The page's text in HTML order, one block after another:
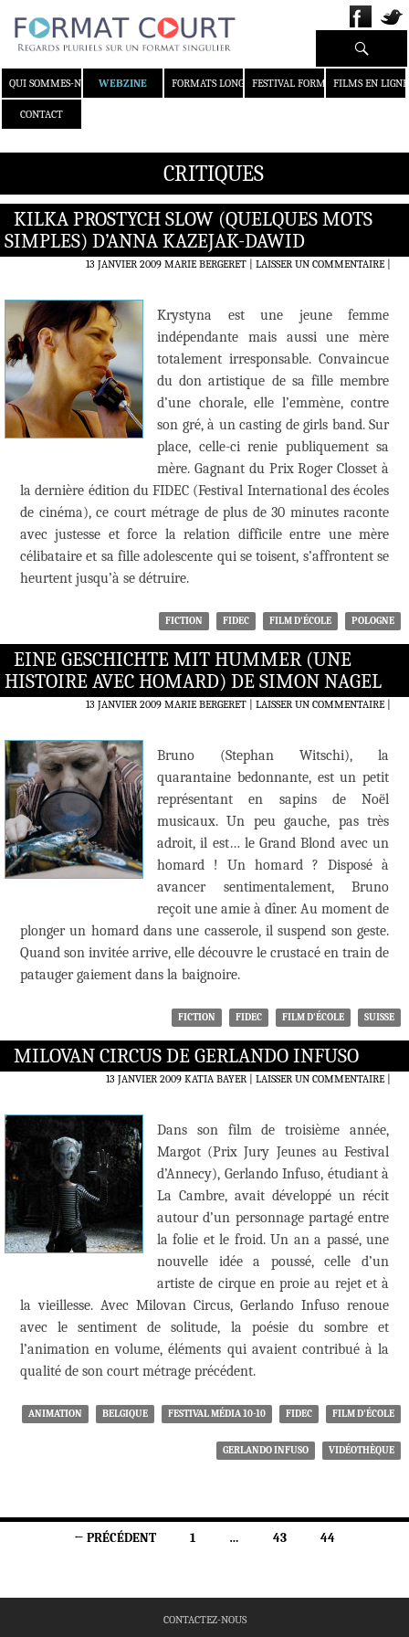
QUI SOMMES-NOUS ?WEBZINE FORMATS LONGS FESTIVAL FORMAT COURT
FILMS EN LIGNE
CONTACT
Recherche
CRITIQUES
KILKA PROSTYCH SLOW (QUELQUES MOTS
SIMPLES) D’ANNA KAZEJAK-DAWID
13 JANVIER 2009 MARIE BERGERET LAISSER UN COMMENTAIRE|
Krystyna est une jeune femme
indépendante mais aussi une mère
totalement irresponsable. Convaincue
du don artistique de sa fille membre
d’une chorale, elle l’emmène, contre
son gré, à un casting de girls band. Sur
place, celle-ci renie publiquement sa
mère. Gagnant du Prix Roger Closset à
la dernière édition du FIDEC (Festival International des écoles
de cinéma), ce court métrage de plus de 30 minutes raconte
avec justesse et force la relation difficile entre une mère
célibataire et sa fille adolescente qui se toisent, s’affrontent se
heurtent jusqu’à se détruire.
FICTION FIDEC FILM D'ÉCOLE POLOGNE
EINE GESCHICHTE MIT HUMMER (UNE
HISTOIRE AVEC HOMARD) DE SIMON NAGEL
13 JANVIER 2009 MARIE BERGERET LAISSER UN COMMENTAIRE|
Bruno (Stephan Witschi), la
quarantaine bedonnante, est un petit
représentant en sapins de Noël
musicaux. Un peu gauche, pas très
adroit, il est… le Grand Blond avec un
homard ! Un homard ? Disposé à
avancer sentimentalement, Bruno
reçoit une amie à dîner. Au moment de
plonger un homard dans une casserole, il suspend son geste.
Quand son invitée arrive, elle découvre le crustacé en train de
patauger gaiement dans la baignoire.
FICTION FIDEC FILM D'ÉCOLE SUISSE
MILOVAN CIRCUS DE GERLANDO INFUSO
13 JANVIER 2009 KATIA BAYER LAISSER UN COMMENTAIRE|
Dans son film de troisième année,
Margot (Prix Jury Jeunes au Festival
d’Annecy), Gerlando Infuso, étudiant à
La Cambre, avait développé un récit
autour d’un personnage partagé entre
la folie et le froid. Un an a passé, une
nouvelle idée a poussé, celle d’un
artiste de cirque en proie au rejet et à
la vieillesse. Avec Milovan Circus, Gerlando Infuso renoue
avec le sentiment de solitude, la poésie du sombre et
l’animation en volume, éléments qui avaient contribué à la
qualité de son court métrage précédent.
ANIMATION BELGIQUE FESTIVAL MÉDIA 10-10 FIDEC FILM D'ÉCOLE
GERLANDO INFUSO VIDÉOTHÈQUE
Navigation← PRÉCÉDENT 1 … 43 44
CONTACTEZ-NOUS